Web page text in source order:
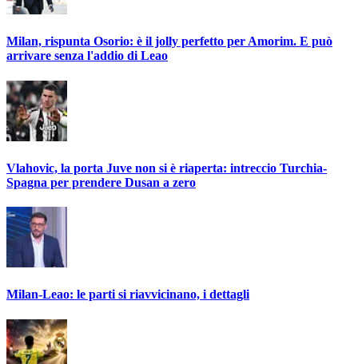
Milan, rispunta Osorio: è il jolly perfetto per Amorim. E può
arrivare senza l'addio di Leao
Vlahovic, la porta Juve non si è riaperta: intreccio Turchia-
Spagna per prendere Dusan a zero
Milan-Leao: le parti si riavvicinano, i dettagli